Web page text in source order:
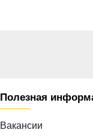
Полезная
Вакансии